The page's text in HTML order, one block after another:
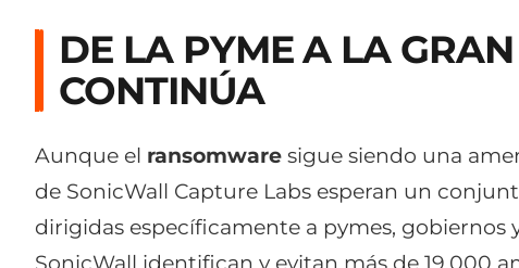
DE LA PYME A LA
CONTINÚA
Aunque el ransomware sigue siendo una
de SonicWall Capture Labs esperan un
dirigidas específicamente a pymes, gobiernos
SonicWall identifican y evitan más de 19.000